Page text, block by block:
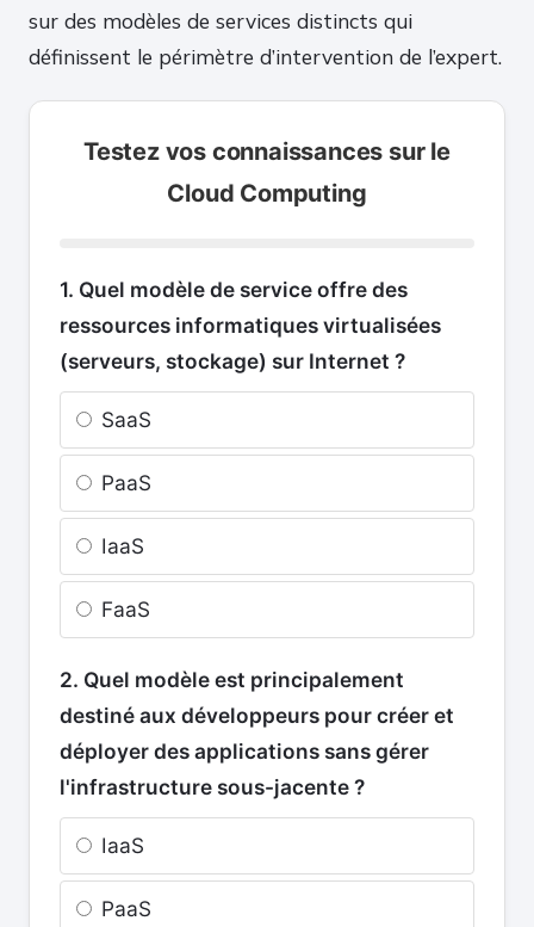
sur des modèles de services distincts qui
définissent le périmètre d’intervention de l’expert.
Testez vos connaissances sur le
Cloud Computing
1. Quel modèle de service offre des
ressources informatiques virtualisées
(serveurs, stockage) sur Internet ?
SaaS
PaaS
IaaS
FaaS
2. Quel modèle est principalement
destiné aux développeurs pour créer et
déployer des applications sans gérer
l'infrastructure sous-jacente ?
IaaS
PaaS